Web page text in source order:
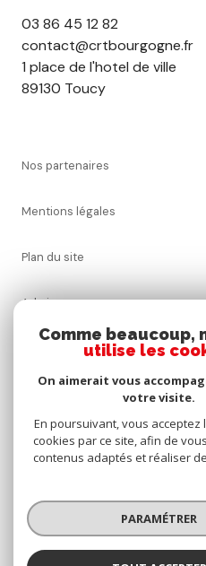
03 86 45 12 82
contact@crtbourgogne.fr
1 place de l'hotel de ville
89130 Toucy
nos partenaires
mentions légales
plan du site
admin
nos honoraires
cookies
© 2026 | Tous droits réservés
Comme beaucoup,
utilise les
On aimerait vous
votre visite.
En poursuivant, vous acceptez
cookies par ce site, afin de
contenus adaptés et réaliser
PARAMÉTRER